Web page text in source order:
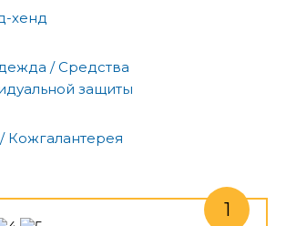
хенд
/ Средства
защиты
Кожгалантерея